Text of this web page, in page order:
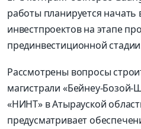
работы планируется начать
инвестпроектов на этапе
прединвестиционной
Рассмотрены вопросы
магистрали «Бейнеу-
«НИНТ» в Атырауской
предусматривает